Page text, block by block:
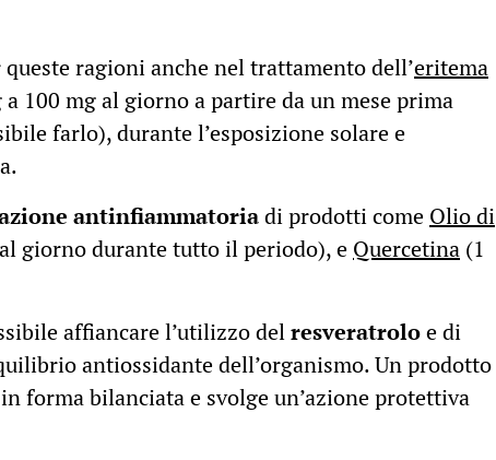
ragioni anche nel trattamento dell’eritema
a 100 mg al giorno a partire da un mese prima
farlo), durante l’esposizione solare e
antinfiammatoriadi prodotti come Olio di
giorno durante tutto il periodo), e Quercetina (1
affiancare l’utilizzo delresveratroloe di
antiossidante dell’organismo. Un prodotto
forma bilanciata e svolge un’azione protettiva